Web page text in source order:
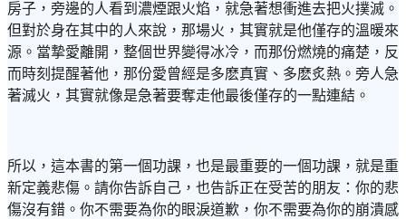
房子，旁邊的人看到濃煙跟火焰，就急著想衝進去把火撲滅。
但對於身在其中的人來說，那場火，其實就是他僅存的溫暖來
源。當摯愛離開，整個世界變得冰冷，而那份燃燒的痛楚，反
而時刻提醒著他，那份愛曾經是多麽真實、多麽炙熱。旁人急
著滅火，其實就像是急著要奪走他最後僅存的一點連結。
所以，這本書的第一個功課，也是最重要的一個功課，就是重
新定義悲傷。請你告訴自己，也告訴正在受苦的朋友：你的悲
傷沒有錯。你不需要為你的眼淚道歉，你不需要為你的崩潰感